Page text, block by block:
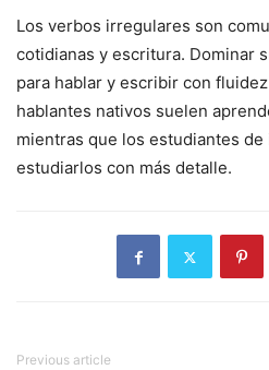
Los verbos irregulares son
cotidianas y escritura. Dominar
para hablar y escribir con
hablantes nativos suelen
mientras que los estudiantes
estudiarlos con más detalle.
Previous article